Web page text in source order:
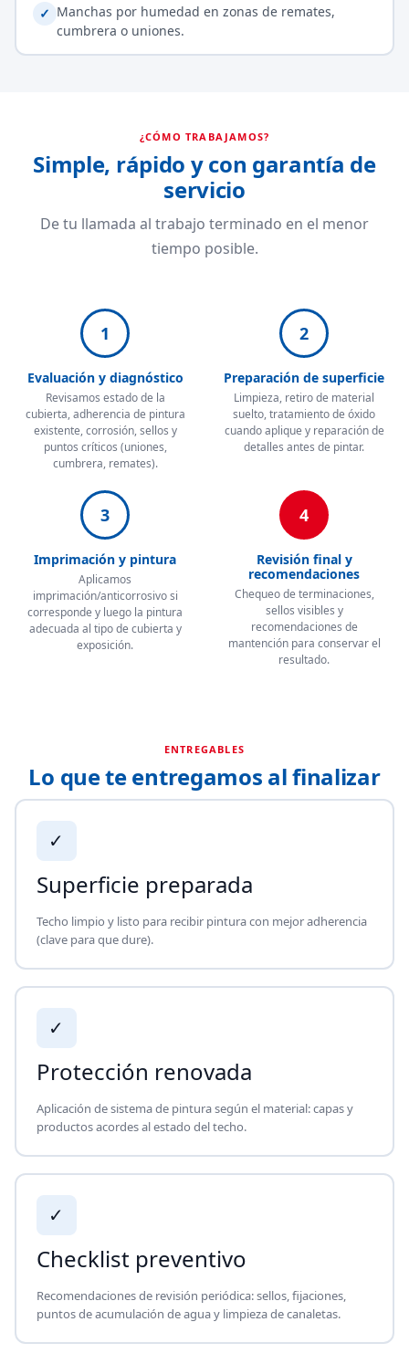
✓ Manchas por humedad en zonas de remates,
cumbrera o uniones.
¿CÓMO TRABAJAMOS?
Simple, rápido y con garantía de
servicio
De tu llamada al trabajo terminado en el menor
tiempo posible.
1
Evaluación y diagnóstico
Revisamos estado de la
cubierta, adherencia de pintura
existente, corrosión, sellos y
puntos críticos (uniones,
cumbrera, remates).
2
Preparación de superficie
Limpieza, retiro de material
suelto, tratamiento de óxido
cuando aplique y reparación de
detalles antes de pintar.
3
Imprimación y pintura
Aplicamos
imprimación/anticorrosivo si
corresponde y luego la pintura
adecuada al tipo de cubierta y
exposición.
4
Revisión final y
recomendaciones
Chequeo de terminaciones,
sellos visibles y
recomendaciones de
mantención para conservar el
resultado.
ENTREGABLES
Lo que te entregamos al finalizar
✓
Superficie preparada
Techo limpio y listo para recibir pintura con mejor adherencia
(clave para que dure).
✓
Protección renovada
Aplicación de sistema de pintura según el material: capas y
productos acordes al estado del techo.
✓
Checklist preventivo
Recomendaciones de revisión periódica: sellos, fijaciones,
puntos de acumulación de agua y limpieza de canaletas.